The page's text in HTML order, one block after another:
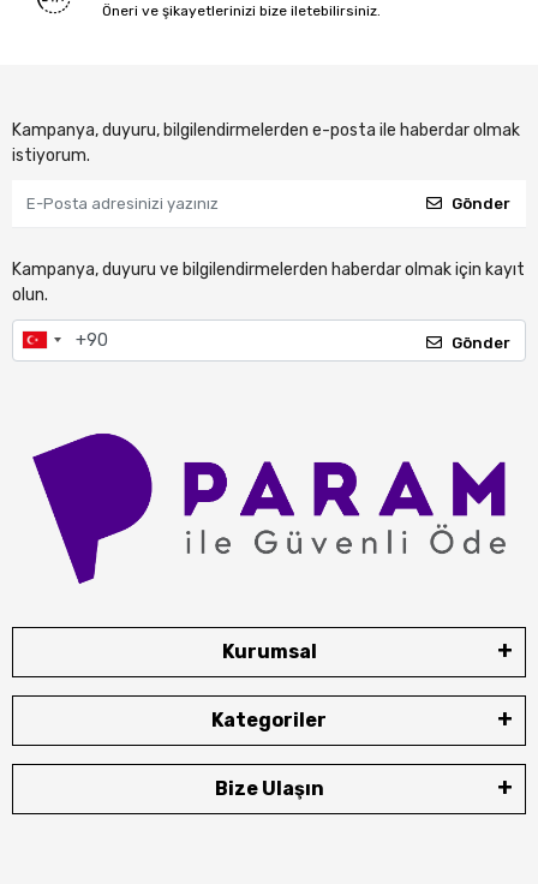
Öneri ve şikayetlerinizi bize iletebilirsiniz.
Kampanya, duyuru, bilgilendirmelerden e-posta ile haberdar olmak
istiyorum.
Gönder
Kampanya, duyuru ve bilgilendirmelerden haberdar olmak için kayıt
olun.
Gönder
Kurumsal
Kategoriler
Bize Ulaşın